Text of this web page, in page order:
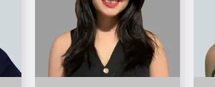
Prolongados HU-
UEL